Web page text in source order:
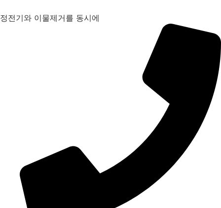
텐
정전기와 이물제거를 동시에